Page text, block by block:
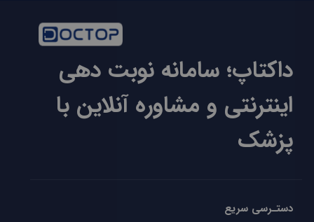
داکتاپ؛ سامانه نوبت دهی
اینترنتی و مشاوره آنلاین با
پزشک
دستـرسی سریع